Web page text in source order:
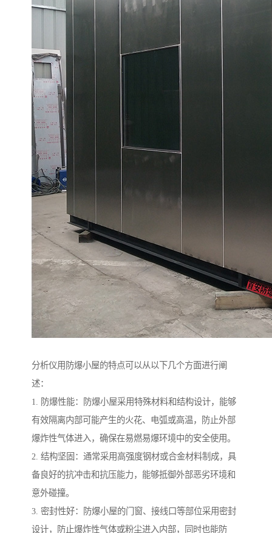
分析仪用防爆小屋的特点可以从以下几个方面进行阐
述：
1. 防爆性能：防爆小屋采用特殊材料和结构设计，能够
有效隔离内部可能产生的火花、电弧或高温，防止外部
爆炸性气体进入，确保在易燃易爆环境中的安全使用。
2. 结构坚固：通常采用高强度钢材或合金材料制成，具
备良好的抗冲击和抗压能力，能够抵御外部恶劣环境和
意外碰撞。
3. 密封性好：防爆小屋的门窗、接线口等部位采用密封
设计，防止爆炸性气体或粉尘进入内部，同时也能防